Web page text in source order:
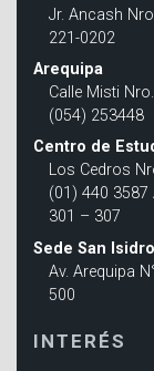
Jr. Ancash
221-0202
Arequipa
Calle Misti
(054) 253448
Centro de
Los Cedros
(01) 440
301 – 307
Sede San Isidro
Av. Arequipa
500
INTERÉS